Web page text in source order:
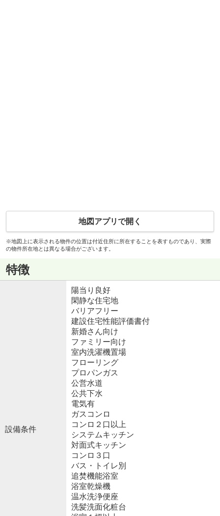
地図アプリで開く
※地図上に表示される物件の位置は付近住所に所在することを表すものであり、実際
の物件所在地とは異なる場合がございます。
特徴
設備条件
陽当り良好
閑静な住宅地
バリアフリー
建設住宅性能評価書付
新婚さん向け
ファミリー向け
室内洗濯機置場
フローリング
プロパンガス
公営水道
公共下水
電気有
ガスコンロ
コンロ２口以上
システムキッチン
対面式キッチン
コンロ３口
バス・トイレ別
追焚機能浴室
浴室乾燥機
温水洗浄便座
洗髪洗面化粧台